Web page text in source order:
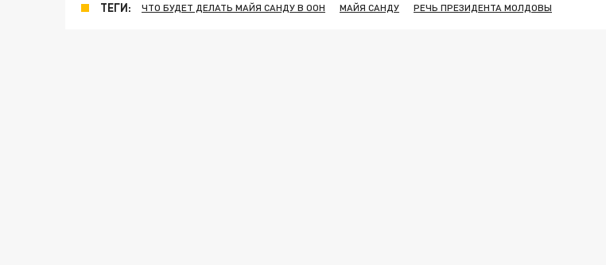
ТЕГИ: ЧТО БУДЕТ ДЕЛАТЬ МАЙЯ САНДУ В ООН МАЙЯ САНДУ РЕЧЬ ПРЕЗИДЕНТА МОЛДОВЫ